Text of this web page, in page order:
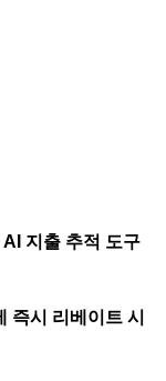
지출 추적 도구
즉시 리베이트 시